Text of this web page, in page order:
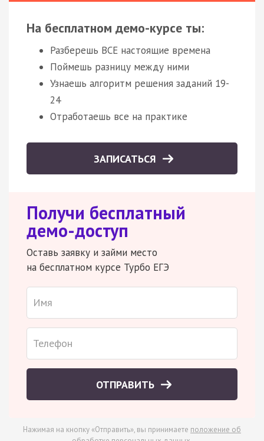
На бесплатном демо-курсе ты:
Разберешь ВСЕ настоящие времена
Поймешь разницу между ними
Узнаешь алгоритм решения заданий 19-
24
Отработаешь все на практике
ЗАПИСАТЬСЯ
Получи бесплатный
демо-доступ
Оставь заявку и займи место
на бесплатном курсе Турбо ЕГЭ
ОТПРАВИТЬ
Нажимая на кнопку «Отправить», вы принимаете положение об